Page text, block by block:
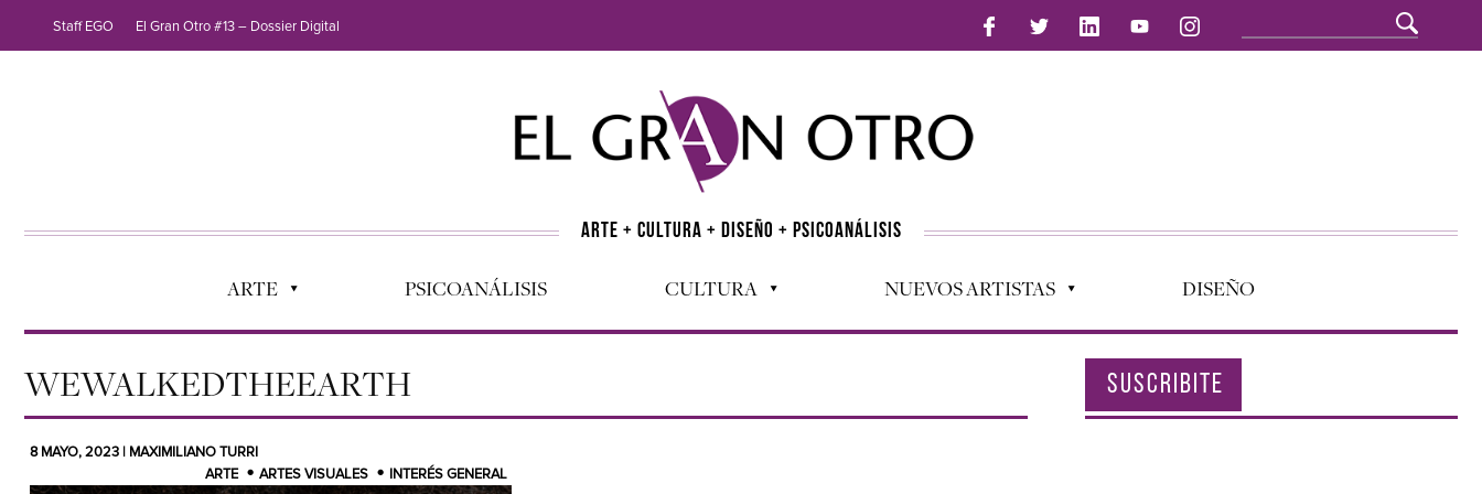
Staff EGO El Gran Otro #13 – Dossier Digital
ARTE + CULTURA + DISEÑO + PSICOANÁLISIS
ARTE PSICOANÁLISIS CULTURA NUEVOS ARTISTAS DISEÑO
WEWALKEDTHEEARTH
8 MAYO, 2023 | MAXIMILIANO TURRI
ARTE
ARTES VISUALES INTERÉS GENERAL
SUSCRIBITE